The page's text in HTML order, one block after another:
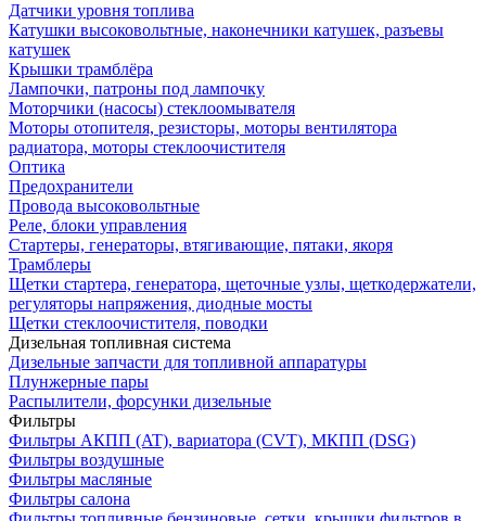
Датчики уровня топлива
Катушки высоковольтные, наконечники катушек, разъевы
катушек
Крышки трамблёра
Лампочки, патроны под лампочку
Моторчики (насосы) стеклоомывателя
Моторы отопителя, резисторы, моторы вентилятора
радиатора, моторы стеклоочистителя
Оптика
Предохранители
Провода высоковольтные
Реле, блоки управления
Стартеры, генераторы, втягивающие, пятаки, якоря
Трамблеры
Щетки стартера, генератора, щеточные узлы, щеткодержатели,
регуляторы напряжения, диодные мосты
Щетки стеклоочистителя, поводки
Дизельная топливная система
Дизельные запчасти для топливной аппаратуры
Плунжерные пары
Распылители, форсунки дизельные
Фильтры
Фильтры АКПП (AT), вариатора (CVT), МКПП (DSG)
Фильтры воздушные
Фильтры масляные
Фильтры салона